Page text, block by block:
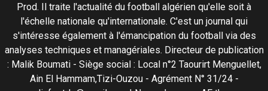
Prod. Il traite l'actualité du football algérien qu'elle soit à
l'échelle nationale qu'internationale. C'est un journal qui
s'intéresse également à l'émancipation du football via des
analyses techniques et managériales. Directeur de publication
: Malik Boumati - Siège social : Local n°2 Taourirt Menguellet,
Ain El Hammam,Tizi-Ouzou - Agrément N° 31/24 -